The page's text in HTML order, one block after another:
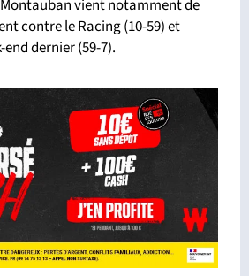
vient notamment de
contre le Racing (10-59) et
dernier (59-7).